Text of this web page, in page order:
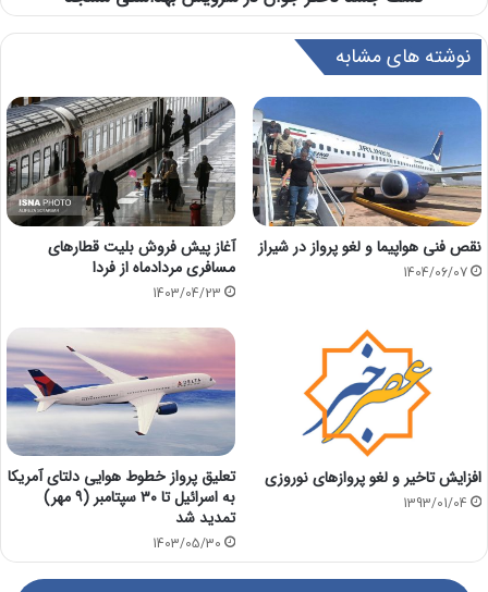
نوشته های مشابه
نقص فنی هواپیما و لغو پرواز در شیراز
1404/06/07
آغاز پیش فروش بلیت قطارهای
مسافری مردادماه از فردا
1403/04/23
افزایش تاخیر و لغو پروازهای نوروزی
1393/01/04
تعلیق پرواز خطوط هوایی دلتای آمریکا
به اسرائیل تا ۳۰ سپتامبر (۹ مهر)
تمدید شد
1403/05/30